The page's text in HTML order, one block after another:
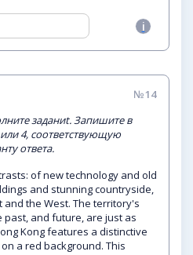
№14
заданиt. Запишите в
4, соответствующую
ответа.
of new technology and old
and stunning countryside,
the West. The territory's
and future, are just as
Kong features a distinctive
a red background. This